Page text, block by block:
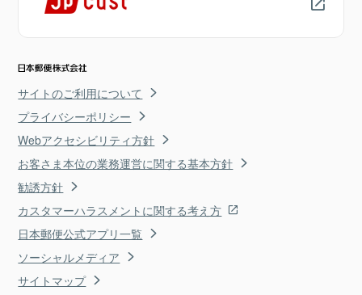
サイトのご利用について
プライバシーポリシー
Webアクセシビリティ方針
お客さま本位の業務運営に関する基本方針
勧誘方針
カスタマーハラスメントに関する考え方
日本郵便公式アプリ一覧
ソーシャルメディア
サイトマップ